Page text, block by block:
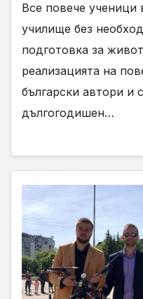
Все повече
училище без
подготовка за
реализацията на
български автори и
дългогодишен…